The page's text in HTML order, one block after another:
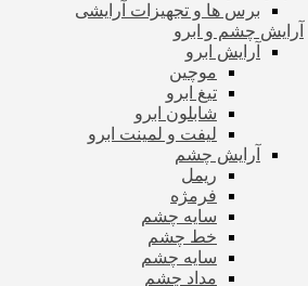
برس ها و تجهیزات آرایشی
آرایش چشم و ابرو
آرایش ابرو
موچین
تیغ ابرو
شابلون ابرو
لیفت و لمینت ابرو
آرایش چشم
ریمل
فرمژه
سایه چشم
خط چشم
سایه چشم
مداد چشم